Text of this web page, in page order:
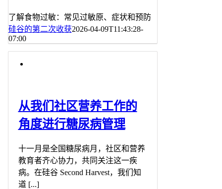
了解食物过敏：常见过敏原、症状和预防
硅谷的第二次收获2026-04-09T11:43:28-
07:00
从我们社区营养工作的
角度进行糖尿病管理
十一月是全国糖尿病月，社区和营养
教育者齐心协力，共同关注这一疾
病。在硅谷 Second Harvest，我们知
道 [...]